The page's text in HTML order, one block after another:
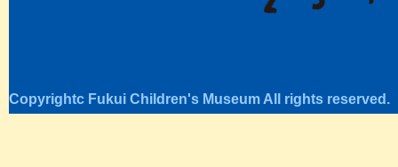
Copyrightc Fukui Children's Museum All rights reserved.